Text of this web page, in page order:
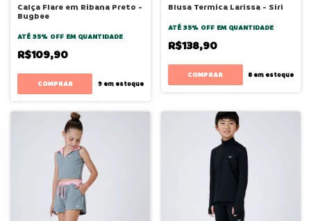
Calça Flare em Ribana Preto -
Bugbee
ATÉ 35% OFF EM QUANTIDADE
R$109,90
COMPRAR 9em estoque
Blusa Termica Larissa - Siri
ATÉ 35% OFF EM QUANTIDADE
R$138,90
COMPRAR 8 em estoque